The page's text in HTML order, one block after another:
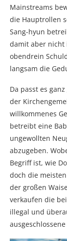
Mainstreams
die Hauptrollen
Sang-hyun
damit aber nicht
obendrein
langsam die
Da passt es
der
willkommenes
betreibt eine
ungewollten
abzugeben.
Begriff ist, wie
doch die
der großen
verkaufen die
illegal und